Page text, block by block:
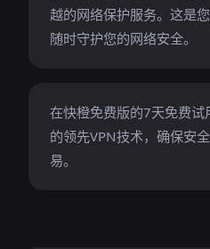
越的网络保护服务。这是
随时守护您的网络安全。
在快橙免费版的7天免费试
的领先VPN技术，确保安
易。